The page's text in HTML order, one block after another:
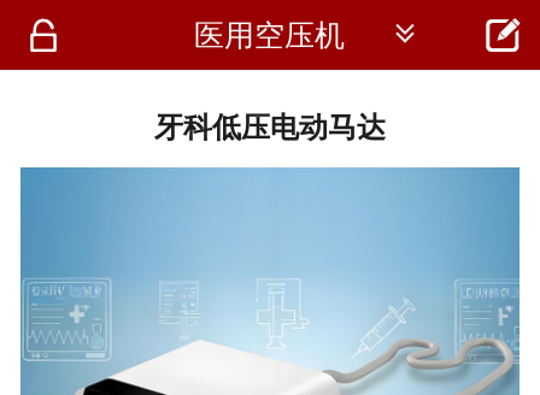
 首页
 医用空压机  
牙科低压电动马达